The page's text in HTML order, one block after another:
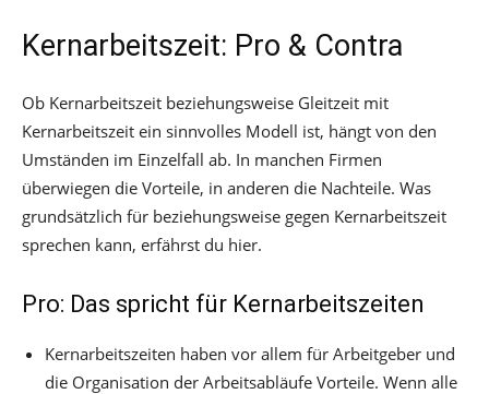
Kernarbeitszeit: Pro & Contra
Ob Kernarbeitszeit beziehungsweise Gleitzeit mit
Kernarbeitszeit ein sinnvolles Modell ist, hängt von den
Umständen im Einzelfall ab. In manchen Firmen
überwiegen die Vorteile, in anderen die Nachteile. Was
grundsätzlich für beziehungsweise gegen Kernarbeitszeit
sprechen kann, erfährst du hier.
Pro: Das spricht für Kernarbeitszeiten
Kernarbeitszeiten haben vor allem für Arbeitgeber und
die Organisation der Arbeitsabläufe Vorteile. Wenn alle